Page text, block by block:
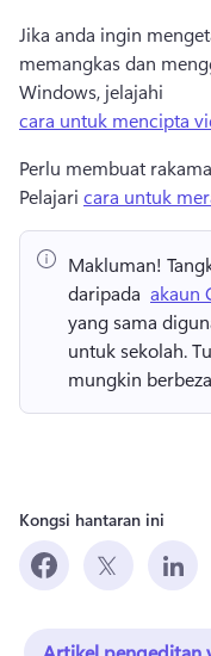
Jika anda ingin
memangkas dan
Windows, jelajahi
cara untuk mencipta
Pelajari cara untuk
Makluman!
daripada ⁠ akaun
yang sama
untuk sekolah⁠.
mungkin
Kongsi hantaran ini